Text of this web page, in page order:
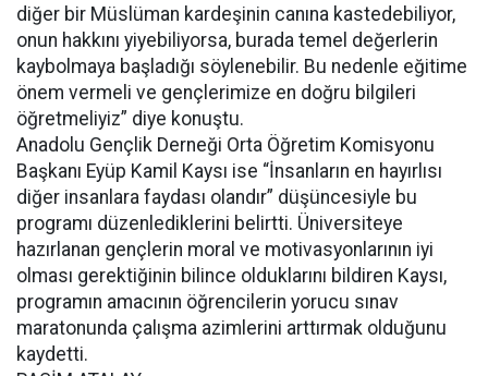
diğer bir Müslüman kardeşinin canına kastedebiliyor,
onun hakkını yiyebiliyorsa, burada temel değerlerin
kaybolmaya başladığı söylenebilir. Bu nedenle eğitime
önem vermeli ve gençlerimize en doğru bilgileri
öğretmeliyiz” diye konuştu.
Anadolu Gençlik Derneği Orta Öğretim Komisyonu
Başkanı Eyüp Kamil Kaysı ise “İnsanların en hayırlısı
diğer insanlara faydası olandır” düşüncesiyle bu
programı düzenlediklerini belirtti. Üniversiteye
hazırlanan gençlerin moral ve motivasyonlarının iyi
olması gerektiğinin bilince olduklarını bildiren Kaysı,
programın amacının öğrencilerin yorucu sınav
maratonunda çalışma azimlerini arttırmak olduğunu
kaydetti.